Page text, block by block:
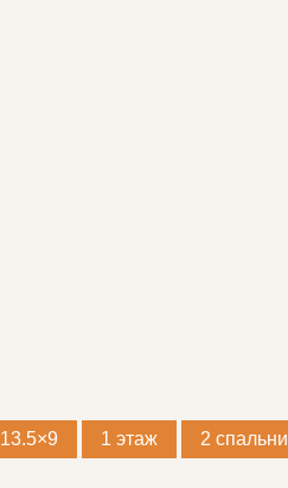
13.5×9 1 этаж 2 спальни